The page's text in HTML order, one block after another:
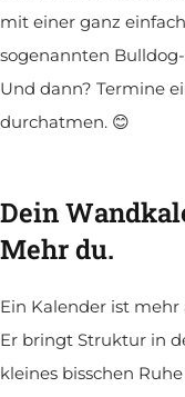
mit einer ganz
sogenannten
Und dann? Termine
durchatmen. 😊
Dein
Mehr du.
Ein Kalender ist mehr
Er bringt Struktur in
kleines bisschen